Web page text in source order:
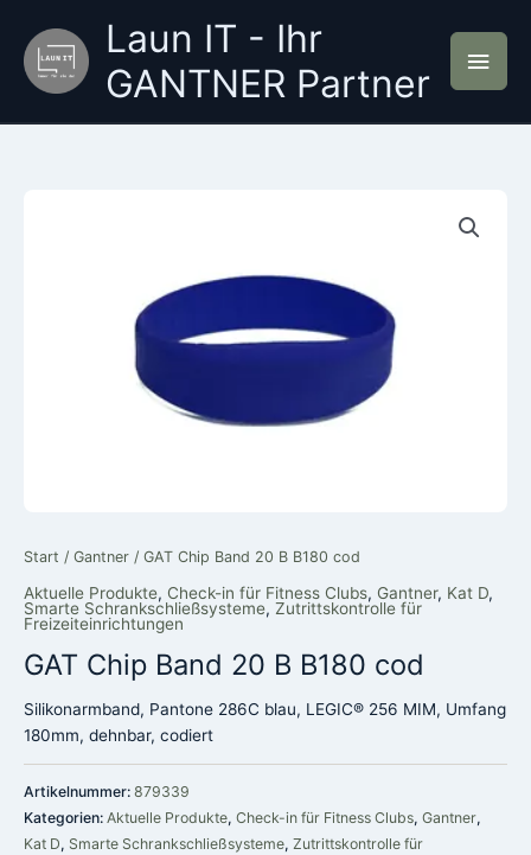
Inhalt
springen
Laun IT - Ihr
GANTNER Partner
Start / Gantner / GAT Chip Band 20 B B180 cod
Aktuelle Produkte, Check-in für Fitness Clubs, Gantner, Kat D,
Smarte Schrankschließsysteme, Zutrittskontrolle für
Freizeiteinrichtungen
GAT Chip Band 20 B B180 cod
Silikonarmband, Pantone 286C blau, LEGIC® 256 MIM, Umfang
180mm, dehnbar, codiert
Artikelnummer: 879339
Kategorien: Aktuelle Produkte, Check-in für Fitness Clubs, Gantner,
Kat D, Smarte Schrankschließsysteme, Zutrittskontrolle für